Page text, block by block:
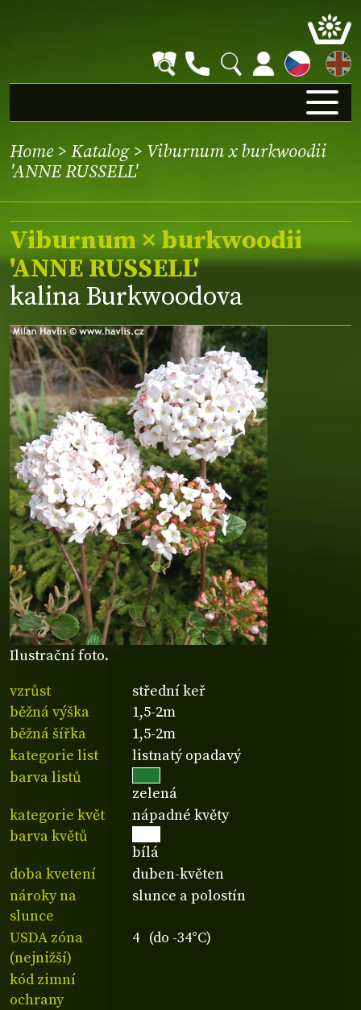
EN
Home > Katalog> Viburnum x burkwoodii
'ANNE RUSSELL'
Ilustrační foto.
Viburnum × burkwoodii
'ANNE RUSSELL'
kalina Burkwoodova
vzrůst
střední keř
běžná výška
1,5-2m
běžná šířka
1,5-2m
kategorie list
listnatý opadavý
barva listů
zelená
kategorie květ
nápadné květy
barva květů
bílá
doba kvetení
duben-květen
nároky na
slunce
slunce a polostín
USDA zóna
(nejnižší)
4 (do -34°C)
kód zimní
ochrany